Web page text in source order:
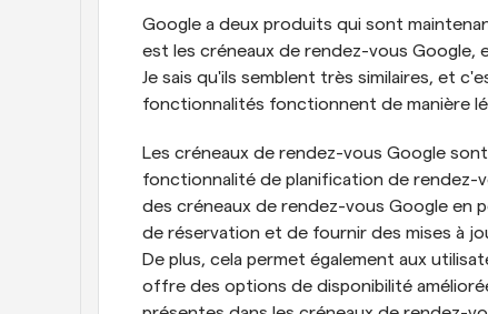
Google a deux produits qui sont
est les créneaux de rendez-vous Google,
Je sais qu'ils semblent très similaires, et
fonctionnalités fonctionnent de manière
Les créneaux de rendez-vous Google
fonctionnalité de planification de rendez-
des créneaux de rendez-vous Google en
de réservation et de fournir des mises à
De plus, cela permet également aux
offre des options de disponibilité